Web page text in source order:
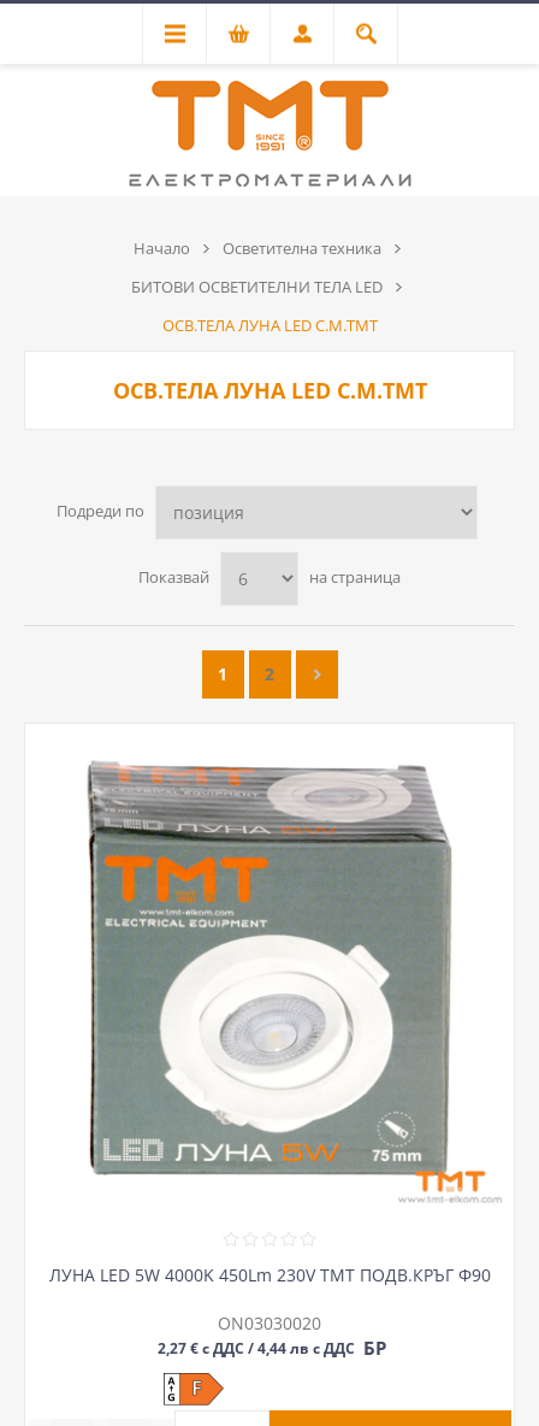
Начало
Осветителна техника
БИТОВИ ОСВЕТИТЕЛНИ ТЕЛА LED
ОСВ.ТЕЛА ЛУНА LED С.М.ТМТ
ОСВ.ТЕЛА ЛУНА LED С.М.ТМТ
Подреди по
Показвай на страница
1 2
ЛУНА LED 5W 4000K 450Lm 230V ТМТ ПОДВ.КРЪГ Ф90
ON03030020
2,27 € с ДДС / 4,44 лв с ДДС БР